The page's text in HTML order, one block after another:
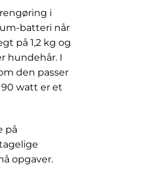
i
batteri når
på 1,2 kg og
hundehår. I
den passer
watt er et
på
opgaver.